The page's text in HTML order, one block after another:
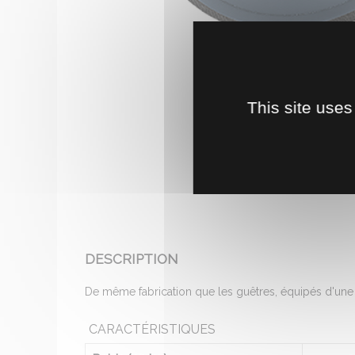
DESCRIPTION
De même fabrication que les guêtres, équipés
CARACTÉRISTIQUES
This site